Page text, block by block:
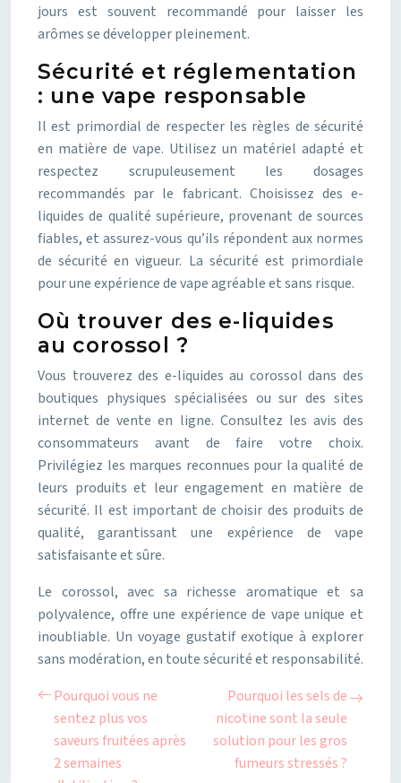
jours est souvent recommandé pour laisser les
arômes se développer pleinement.
Sécurité et réglementation
: une vape responsable
Il est primordial de respecter les règles de sécurité
en matière de vape. Utilisez un matériel adapté et
respectez scrupuleusement les dosages
recommandés par le fabricant. Choisissez des e-
liquides de qualité supérieure, provenant de sources
fiables, et assurez-vous qu’ils répondent aux normes
de sécurité en vigueur. La sécurité est primordiale
pour une expérience de vape agréable et sans risque.
Où trouver des e-liquides
au corossol ?
Vous trouverez des e-liquides au corossol dans des
boutiques physiques spécialisées ou sur des sites
internet de vente en ligne. Consultez les avis des
consommateurs avant de faire votre choix.
Privilégiez les marques reconnues pour la qualité de
leurs produits et leur engagement en matière de
sécurité. Il est important de choisir des produits de
qualité, garantissant une expérience de vape
satisfaisante et sûre.
Le corossol, avec sa richesse aromatique et sa
polyvalence, offre une expérience de vape unique et
inoubliable. Un voyage gustatif exotique à explorer
sans modération, en toute sécurité et responsabilité.
Pourquoi vous ne
sentez plus vos
saveurs fruitées après
2 semaines
Pourquoi les sels de
nicotine sont la seule
solution pour les gros
fumeurs stressés ?